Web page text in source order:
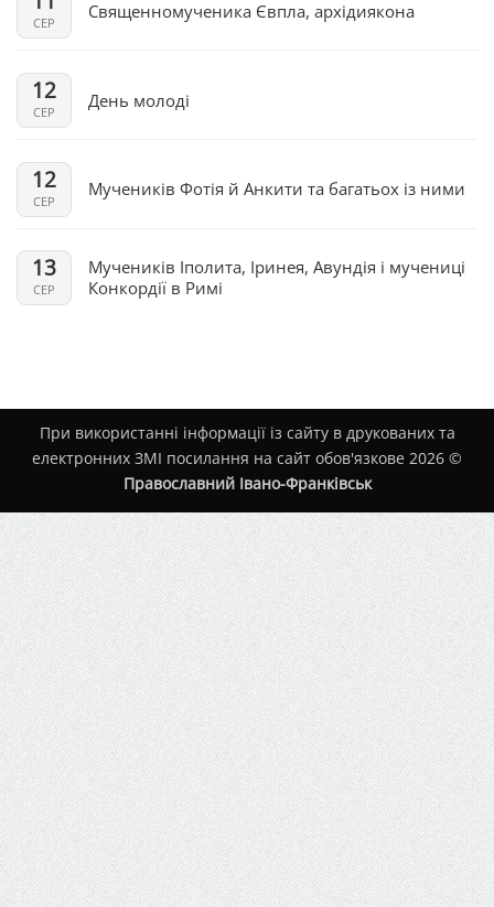
СЕР
Священномученика Євпла, архідиякона
12
СЕР
День молоді
12
СЕР
Мучеників Фотія й Анкити та багатьох із ними
13
СЕР
Мучеників Іполита, Іринея, Авундія і мучениці
Конкордії в Римі
При використанні інформації із сайту в друкованих та
електронних ЗМІ посилання на сайт обов'язкове 2026 ©
Православний Івано-Франківськ